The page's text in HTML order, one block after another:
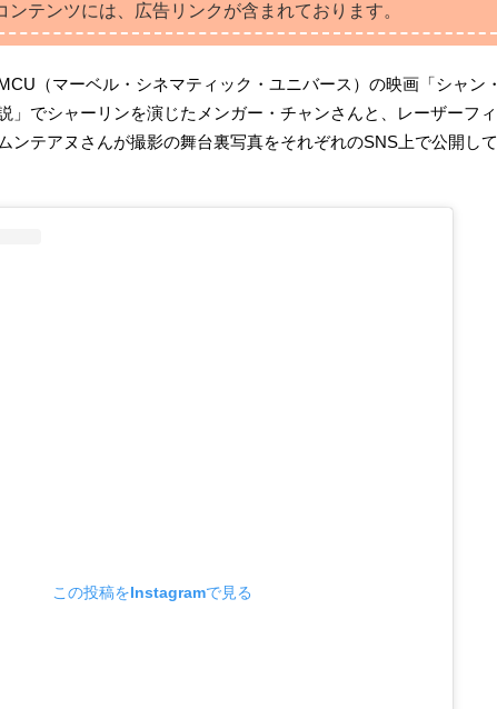
ンテンツには、広告リンクが含まれております。
（マーベル・シネマティック・ユニバース）の映画「シャン・
」でシャーリンを演じたメンガー・チャンさんと、レーザーフィ
ンテアヌさんが撮影の舞台裏写真をそれぞれのSNS上で公開して
この投稿をInstagramで見る